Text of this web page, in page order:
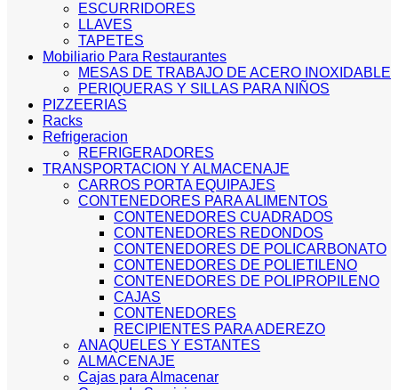
ESCURRIDORES
LLAVES
TAPETES
Mobiliario Para Restaurantes
MESAS DE TRABAJO DE ACERO INOXIDABLE
PERIQUERAS Y SILLAS PARA NIÑOS
PIZZEERIAS
Racks
Refrigeracion
REFRIGERADORES
TRANSPORTACION Y ALMACENAJE
CARROS PORTA EQUIPAJES
CONTENEDORES PARA ALIMENTOS
CONTENEDORES CUADRADOS
CONTENEDORES REDONDOS
CONTENEDORES DE POLICARBONATO
CONTENEDORES DE POLIETILENO
CONTENEDORES DE POLIPROPILENO
CAJAS
CONTENEDORES
RECIPIENTES PARA ADEREZO
ANAQUELES Y ESTANTES
ALMACENAJE
Cajas para Almacenar